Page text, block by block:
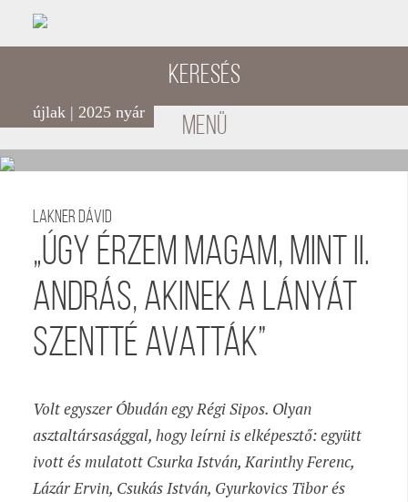
Keresés
menü
újlak | 2025 nyár
Lakner Dávid
„Úgy érzem magam, mint II.
András, akinek a lányát
szentté avatták”
Volt egyszer Óbudán egy Régi Sipos. Olyan
asztaltársasággal, hogy leírni is elképesztő: együtt
ivott és mulatott Csurka István, Karinthy Ferenc,
Lázár Ervin, Csukás István, Gyurkovics Tibor és